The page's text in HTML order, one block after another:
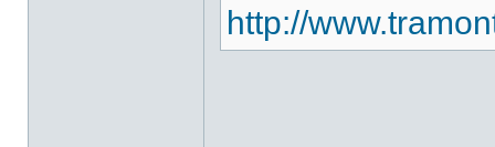
http://